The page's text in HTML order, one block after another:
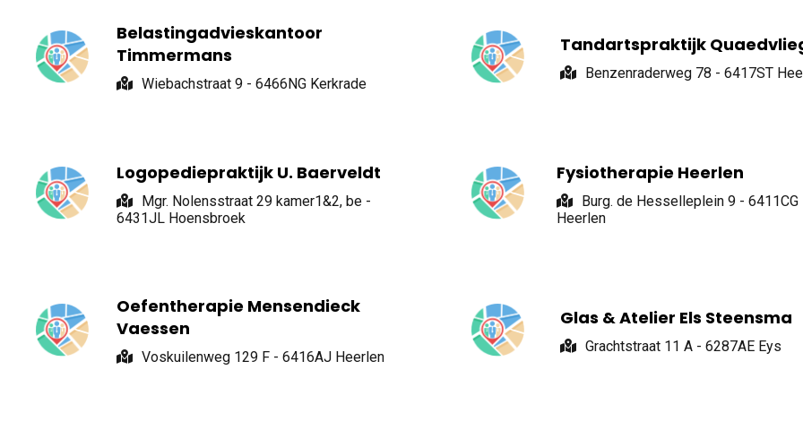
Belastingadvieskantoor
Timmermans
Wiebachstraat 9 - 6466NG Kerkrade
Tandartspraktijk
Benzenraderweg 78 - 6417ST
Logopediepraktijk U. Baerveldt
Mgr. Nolensstraat 29 kamer1&2, be -
6431JL Hoensbroek
Fysiotherapie Heerlen
Burg. de Hesselleplein 9 - 6411CG
Heerlen
Oefentherapie Mensendieck
Vaessen
Voskuilenweg 129 F - 6416AJ Heerlen
Glas & Atelier Els Steensma
Grachtstraat 11 A - 6287AE Eys